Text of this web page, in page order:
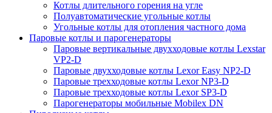
Котлы длительного горения на угле
Полуавтоматические угольные котлы
Угольные котлы для отопления частного дома
Паровые котлы и парогенераторы
Паровые вертикальные двухходовые котлы Lexstar
VP2-D
Паровые двухходовые котлы Lexor Easy NP2-D
Паровые трехходовые котлы Lexor NP3-D
Паровые трехходовые котлы Lexor SP3-D
Парогенераторы мобильные Mobilex DN